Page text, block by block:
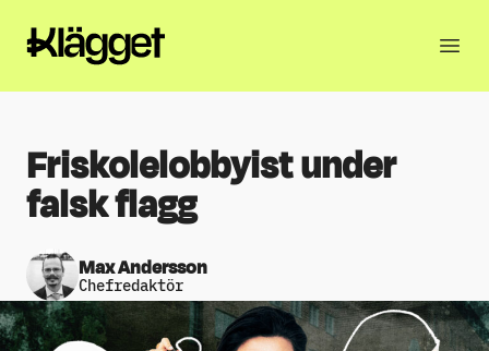
Friskolelobbyist under
falsk flagg
Max Andersson
Chefredaktör